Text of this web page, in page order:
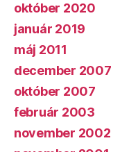
október 2020
január 2019
máj 2011
december 2007
október 2007
február 2003
november 2002